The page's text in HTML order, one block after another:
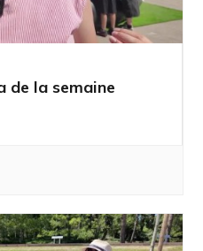
de la semaine